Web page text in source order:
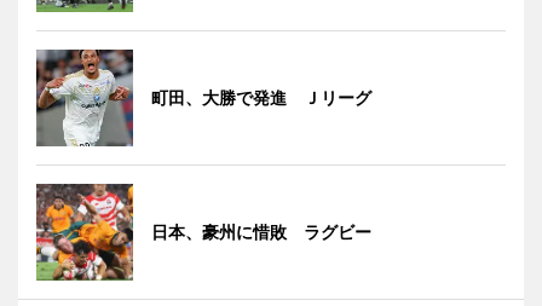
町田、大勝で発進 Ｊリーグ
日本、豪州に惜敗 ラグビー